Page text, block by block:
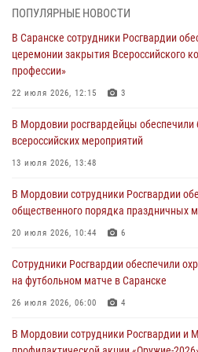
05 августа 2026, 09:04 4
Помощь из Мордовии защитникам
разрешительной работы передал
зону СВО
04 августа 2026, 11:13
Сотрудники Росгвардии Мордовии
республиканских соревнований по
04 августа 2026, 08:27
В Саранске росгвардейцы пресекли
«отдых» на лавочке закончился в
04 августа 2026, 07:06
В Саранске сотрудники Росгвардии
нанесение побоев
03 августа 2026, 08:58
ПОПУЛЯРНЫЕ НОВОСТИ
В Саранске сотрудники Росгвардии
церемонии закрытия Всероссийского
профессии»
22 июля 2026, 12:15 3
В Мордовии росгвардейцы обеспечили
всероссийских мероприятий
13 июля 2026, 13:48
В Мордовии сотрудники Росгвардии
общественного порядка праздничных
20 июля 2026, 10:44 6
Сотрудники Росгвардии обеспечили
на футбольном матче в Саранске
26 июля 2026, 06:00 4
В Мордовии сотрудники Росгвардии и